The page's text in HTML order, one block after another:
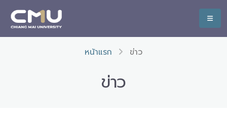
หน้าแรก ข่าว
ข่าว